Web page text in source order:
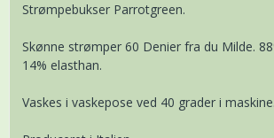
Strømpebukser Parrotgreen.
Skønne strømper 60 Denier fra du Milde.
14% elasthan.
Vaskes i vaskepose ved 40 grader i maskine.